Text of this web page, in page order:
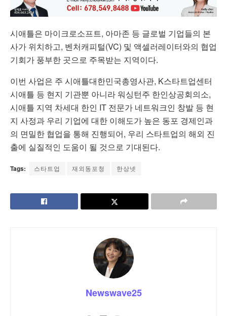
시애틀은 마이크로소프트, 아마존 등 글로벌 기업들의 본
사가 위치하고, 벤처캐피털(VC) 및 액셀러레이터와의 협업
기회가 풍부한 곳으로 주목받는 지역이다.
이번 사업은 주 시애틀대한민국총영사관, K스타트업센터
시애틀 등 현지 기관뿐 아니라 워싱턴주 한인상공회의소,
시애틀 지역 차세대 한인 IT 전문가 네트워크인 창발 등 현
지 사정과 우리 기업에 대한 이해도가 높은 동포 경제인과
의 면밀한 협업을 통해 진행되어, 우리 스타트업의 해외 진
출에 실질적인 도움이 될 것으로 기대된다.
Tags: 스타트업 재외동포청 한상넷
Newswave25